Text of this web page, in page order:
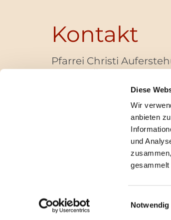
Diese
Wir
anbieten
und
gesammelt
Notwendig
Kontakt
Pfarrei Christi
Bayernallee 28
+49 (0)30 / 30 00 03 -40
pfarrbuero@christi-
IBAN DE62 3706 0193 6006